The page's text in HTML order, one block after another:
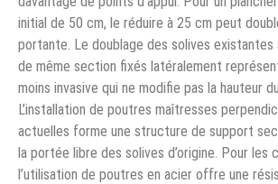
initial de 50 cm, le réduire à 25 cm peut
portante. Le doublage des solives existantes
de même section fixés latéralement
moins invasive qui ne modifie pas la hauteur
L’installation de poutres maîtresses
actuelles forme une structure de support
la portée libre des solives d’origine. Pour les
l’utilisation de poutres en acier offre une